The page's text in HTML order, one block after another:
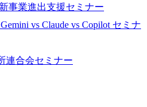
事業進出支援セミナー
vs Claude vs Copilot セミナ
連合会セミナー